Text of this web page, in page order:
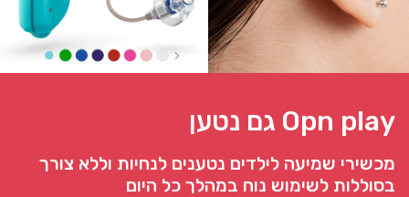
Opn play גם נטען
מכשירי שמיעה לילדים נטענים לנחיות וללא צורך
בסוללות לשימוש נוח במהלך כל היום